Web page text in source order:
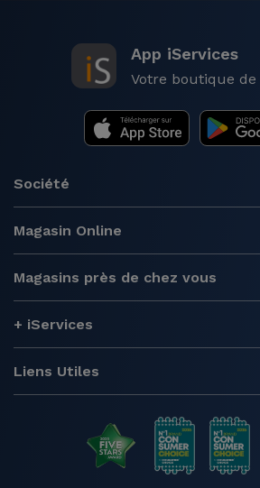
App iServices
Votre boutique
Société
Magasin Online
Magasins près de chez vous
+ iServices
Liens Utiles